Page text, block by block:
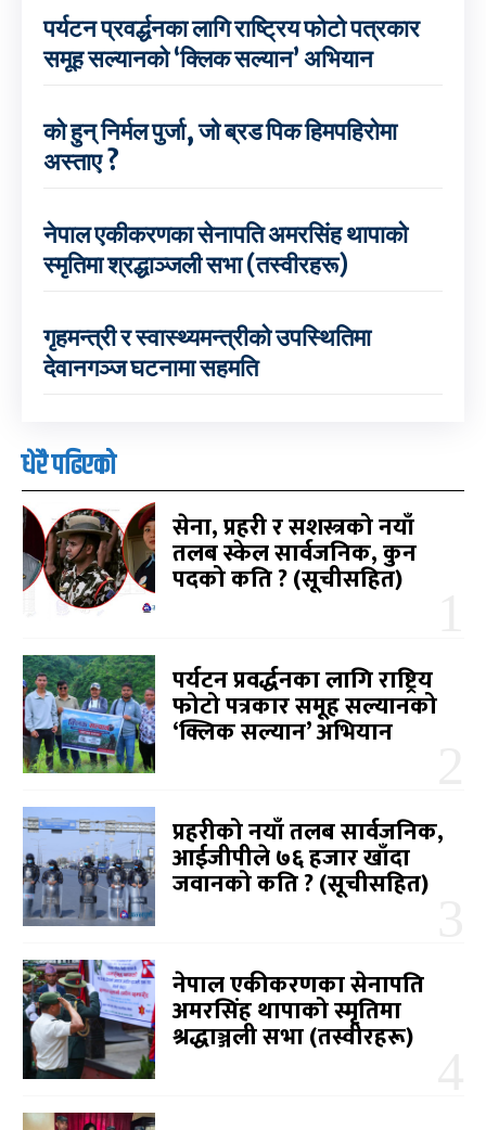
पर्यटन प्रवर्द्धनका लागि राष्ट्रिय फोटो पत्रकार
समूह सल्यानको ‘क्लिक सल्यान’ अभियान
को हुन् निर्मल पुर्जा, जो ब्रड पिक हिमपहिरोमा
अस्ताए ?
नेपाल एकीकरणका सेनापति अमरसिंह थापाको
स्मृतिमा श्रद्धाञ्जली सभा (तस्वीरहरू)
गृहमन्त्री र स्वास्थ्यमन्त्रीको उपस्थितिमा
देवानगञ्ज घटनामा सहमति
धेरै पढिएको
सेना, प्रहरी र सशस्त्रको नयाँ
तलब स्केल सार्वजनिक, कुन
पदको कति ? (सूचीसहित)
पर्यटन प्रवर्द्धनका लागि राष्ट्रिय
फोटो पत्रकार समूह सल्यानको
‘क्लिक सल्यान’ अभियान
प्रहरीको नयाँ तलब सार्वजनिक,
आईजीपीले ७६ हजार खाँदा
जवानको कति ? (सूचीसहित)
नेपाल एकीकरणका सेनापति
अमरसिंह थापाको स्मृतिमा
श्रद्धाञ्जली सभा (तस्वीरहरू)